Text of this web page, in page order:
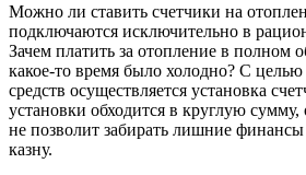
Можно ли ставить счетчики на
подключаются исключительно в
Зачем платить за отопление в полном
какое-то время было холодно? С
средств осуществляется установка
установки обходится в круглую
не позволит забирать лишние
казну.